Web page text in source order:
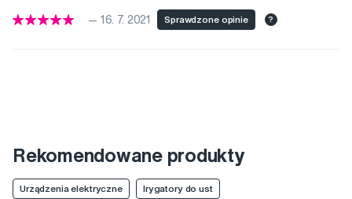
— 16. 7. 2021 Sprawdzone opinie ?
Rekomendowane produkty
Urządzenia elektryczne Irygatory do ust